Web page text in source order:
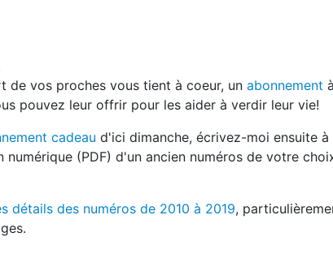
Valentin
la Saint-Valentin
de vos proches vous tient à coeur, un abonnement à
pouvez leur offrir pour les aider à verdir leur vie!
cadeau d'ici dimanche, écrivez-moi ensuite à
(PDF) d'un ancien numéros de votre
détails des numéros de 2010 à 2019,